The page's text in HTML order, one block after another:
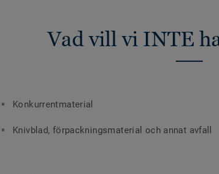
Vad vill vi INTE
Konkurrentmaterial
Knivblad, förpackningsmaterial och annat avfall